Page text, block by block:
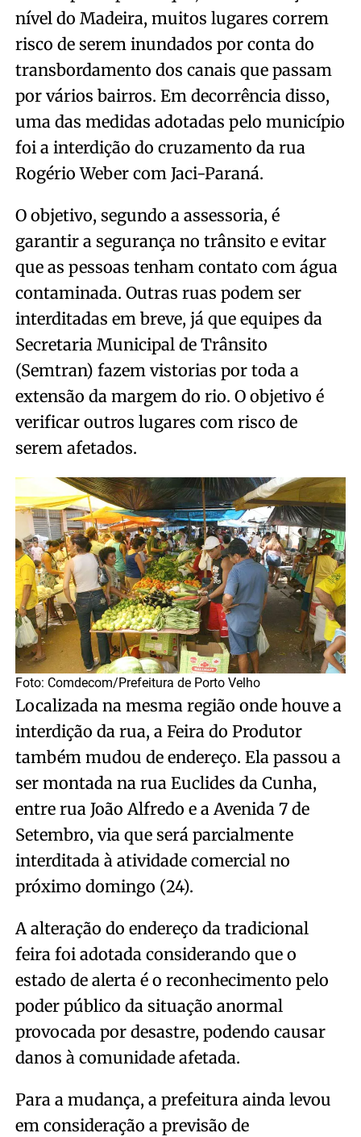
nível do Madeira, muitos lugares correm
risco de serem inundados por conta do
transbordamento dos canais que passam
por vários bairros. Em decorrência disso,
uma das medidas adotadas pelo município
foi a interdição do cruzamento da rua
Rogério Weber com Jaci-Paraná.
O objetivo, segundo a assessoria, é
garantir a segurança no trânsito e evitar
que as pessoas tenham contato com água
contaminada. Outras ruas podem ser
interditadas em breve, já que equipes da
Secretaria Municipal de Trânsito
(Semtran) fazem vistorias por toda a
extensão da margem do rio. O objetivo é
verificar outros lugares com risco de
serem afetados.
Foto: Comdecom/Prefeitura de Porto Velho
Localizada na mesma região onde houve a
interdição da rua, a Feira do Produtor
também mudou de endereço. Ela passou a
ser montada na rua Euclides da Cunha,
entre rua João Alfredo e a Avenida 7 de
Setembro, via que será parcialmente
interditada à atividade comercial no
próximo domingo (24).
A alteração do endereço da tradicional
feira foi adotada considerando que o
estado de alerta é o reconhecimento pelo
poder público da situação anormal
provocada por desastre, podendo causar
danos à comunidade afetada.
Para a mudança, a prefeitura ainda levou
em consideração a previsão de